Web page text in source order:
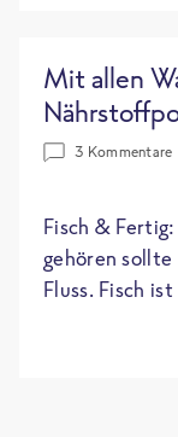
Mit allen
3 Kommentare
Fisch &
gehören
Fluss. Fisch